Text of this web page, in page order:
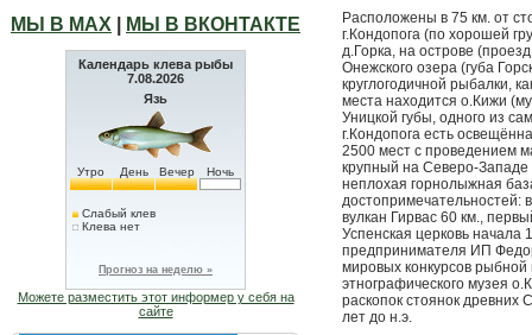
МЫ В МАХ МЫ В ВКОНТАКТЕ
Календарь клева рыбы
7.08.2026
Язь
Утро День Вечер Ночь
Слабый клев
Клева нет
Прогноз на неделю »
Можете разместить этот информер у себя на
сайте
Расположены в 75 км. от
г.Кондопога (по хорошей
д.Горка, на острове
Онежского озера (губа
круглогодичной рыбалки,
места находится о.Кижи
Уницкой губы, одного из
г.Кондопога есть
2500 мест с проведением
крупный на Северо-Западе
неплохая горнолыжная
достопримечательностей:
вулкан Гирвас 60 км.,
Успенская церковь начала
предпринимателя ИП
мировых конкурсов рыбной
этнографического музея
раскопок стоянок
лет до н.э.